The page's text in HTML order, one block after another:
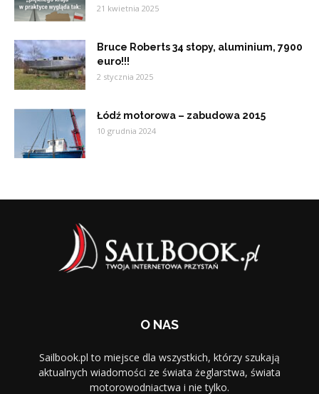
21 kwietnia 2025
Bruce Roberts 34 stopy, aluminium, 7900
euro!!!
2 stycznia 2025
Łódź motorowa – zabudowa 2015
10 grudnia 2024
O NAS
Sailbook.pl to miejsce dla wszystkich, którzy szukają
aktualnych wiadomości ze świata żeglarstwa, świata
motorowodniactwa i nie tylko.